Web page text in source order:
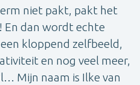
niet pakt, pakt het
En dan wordt echte
kloppend zelfbeeld,
en nog veel meer,
Mijn naam is Ilke van